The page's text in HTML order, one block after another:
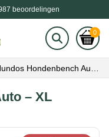
beoordelingen
0
Hondenbench Auto – XL
– XL